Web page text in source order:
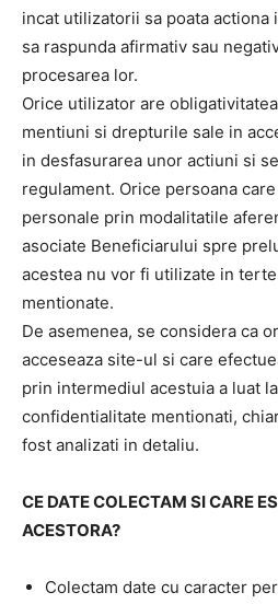
incat utilizatorii sa poata actiona
sa raspunda afirmativ sau
procesarea lor.
Orice utilizator are
mentiuni si drepturile sale in
in desfasurarea unor actiuni si
regulament. Orice persoana
personale prin modalitatile
asociate Beneficiarului spre
acestea nu vor fi utilizate in
mentionate.
De asemenea, se considera ca
acceseaza site-ul si care
prin intermediul acestuia a luat
confidentialitate mentionati,
fost analizati in detaliu.
CE DATE COLECTAM SI CARE
ACESTORA?
Colectam date cu caracter